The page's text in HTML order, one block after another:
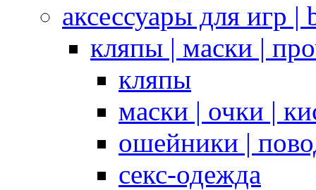
аксессуары для игр |
кляпы | маски |
кляпы
маски | очки |
ошейники |
секс-одежда